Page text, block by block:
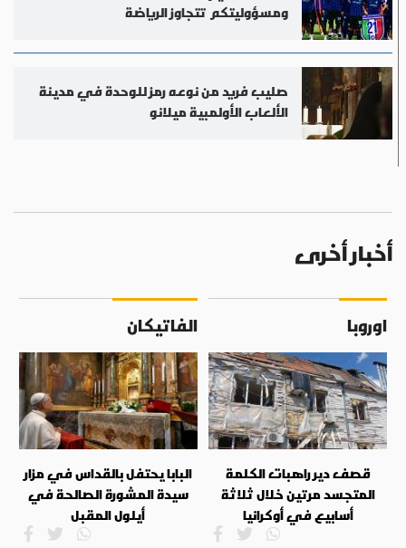
ومسؤوليتكم تتجاوز الرياضة
صليب فريد من نوعه رمز للوحدة في مدينة
الألعاب الأولمبية ميلانو
أخبار أخرى
اوروبا
قصف دير راهبات الكلمة
المتجسد مرتين خلال ثلاثة
أسابيع في أوكرانيا
الفاتيكان
البابا يحتفل بالقداس في مزار
سيدة المشورة الصالحة في
أيلول المقبل